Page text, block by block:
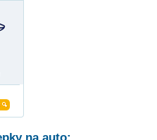
na auto: